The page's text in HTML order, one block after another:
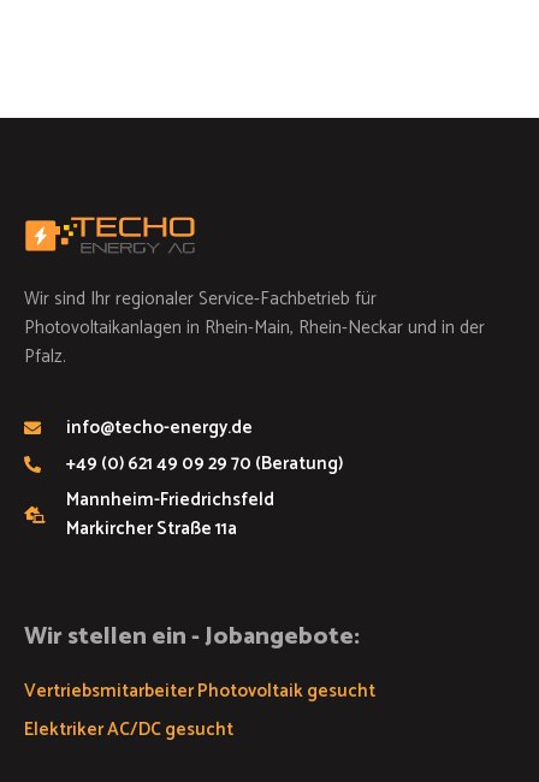
Wir sind Ihr regionaler Service-Fachbetrieb für
Photovoltaikanlagen in Rhein-Main, Rhein-Neckar und in der
Pfalz.
info@techo-energy.de
+49 (0) 621 49 09 29 70 (Beratung)
Mannheim-Friedrichsfeld
Markircher Straße 11a
Wir stellen ein - Jobangebote:
Vertriebsmitarbeiter Photovoltaik gesucht
Elektriker AC/DC gesucht